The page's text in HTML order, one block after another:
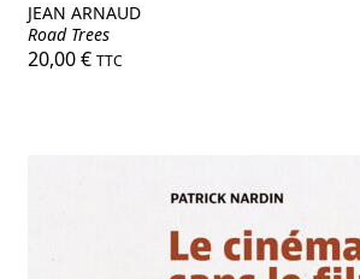
JEAN ARNAUD
Road Trees
20,00€ TTC